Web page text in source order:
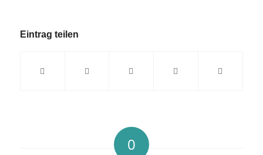
Eintrag teilen
0